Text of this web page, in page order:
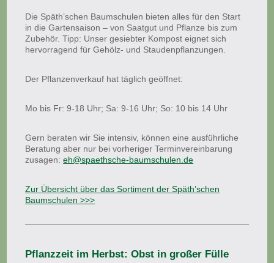
Die Späth’schen Baumschulen bieten alles für den Start
in die Gartensaison – von Saatgut und Pflanze bis zum
Zubehör. Tipp: Unser gesiebter Kompost eignet sich
hervorragend für Gehölz- und Staudenpflanzungen.
Der Pflanzenverkauf hat täglich geöffnet:
Mo bis Fr: 9-18 Uhr; Sa: 9-16 Uhr; So: 10 bis 14 Uhr
Gern beraten wir Sie intensiv, können eine ausführliche
Beratung aber nur bei vorheriger Terminvereinbarung
zusagen:eh@spaethsche-baumschulen.de
Zur Übersicht über das Sortiment der Späth’schen
Baumschulen >>>
Pflanzzeit im Herbst: Obst in großer Fülle